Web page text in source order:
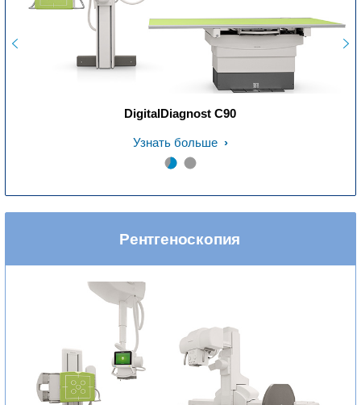
DigitalDiagnost C90
Узнать больше
Рентгеноскопия